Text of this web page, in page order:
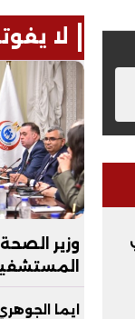
لا
وزير
بالعاصمة
ايما